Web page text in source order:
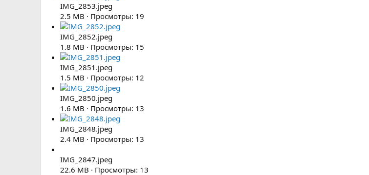
IMG_2853.jpeg
2.5 MB · Просмотры: 19
IMG_2852.jpeg
1.8 MB · Просмотры: 15
IMG_2851.jpeg
1.5 MB · Просмотры: 12
IMG_2850.jpeg
1.6 MB · Просмотры: 13
IMG_2848.jpeg
2.4 MB · Просмотры: 13
IMG_2847.jpeg
22.6 MB · Просмотры: 13